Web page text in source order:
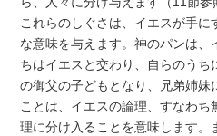
これらのしぐさは、イエスが手
な意味を与えます。神のパンは、
ちはイエスと交わり、自らのうち
の御父の子どもとなり、兄弟姉妹
ことは、イエスの論理、すなわ
理に分け入ることを意味します。